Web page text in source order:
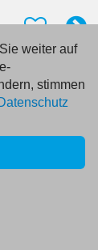
Ärzte
Oberarzt (m/w/d) für die Gastroenterologie und Innere Medizin
weiter auf
stimmen